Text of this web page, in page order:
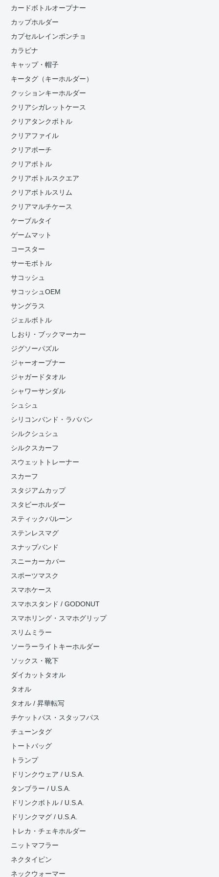
カードボトルオープナー
カップホルダー
カプセルレインポンチョ
カラビナ
キャップ・帽子
キータグ（キーホルダー）
クッションキーホルダー
クリアシガレットケース
クリアタンクボトル
クリアファイル
クリアポーチ
クリアボトル
クリアボトルスクエア
クリアボトルスリム
クリアマルチケース
ケーブルタイ
ゲームマット
コースター
サーモボトル
サコッシュ
サコッシュOEM
サングラス
ジェルボトル
しおり・ブックマーカー
ジグソーパズル
ジャーオープナー
ジャガードタオル
シャワーサンダル
シュシュ
シリコンバンド・ラババン
シルクシュシュ
シルクスカーフ
スウェットトレーナー
スカーフ
スタジアムカップ
スタビーホルダー
スティックバルーン
ステンレスマグ
スナップバンド
スニーカーカバー
スポーツマスク
スマホケース
スマホスタンド / GODONUT
スマホリング・スマホグリップ
スリムミラー
ソーラーライトキーホルダー
ソックス・靴下
ダイカットタオル
タオル
タオル / 昇華転写
チケットパス・スタッフパス
チューンタグ
トートバッグ
トランプ
ドリンクウェア / U.S.A.
タンブラー / U.S.A.
ドリンクボトル / U.S.A.
ドリンクマグ / U.S.A.
トレカ・チェキホルダー
ニットマフラー
ネクタイピン
ネックウォーマー